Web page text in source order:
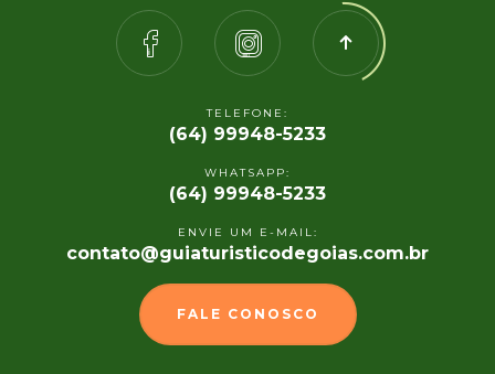
TELEFONE:
(64) 99948-5233
WHATSAPP:
(64) 99948-5233
ENVIE UM E-MAIL:
contato@guiaturisticodegoias.com.br
FALE CONOSCO